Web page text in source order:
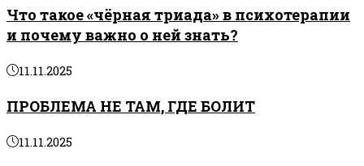
Что такое «чёрная триада» в психотерапии
и почему важно о ней знать?
11.11.2025
ПРОБЛЕМА НЕ ТАМ, ГДЕ БОЛИТ
11.11.2025